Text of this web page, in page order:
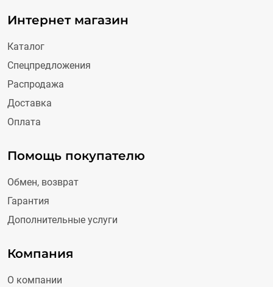
Интернет магазин
Каталог
Спецпредложения
Распродажа
Доставка
Оплата
Помощь покупателю
Обмен, возврат
Гарантия
Дополнительные услуги
Компания
О компании